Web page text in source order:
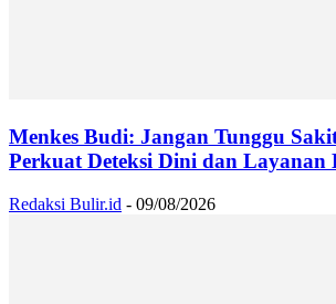
Menkes Budi: Jangan Tunggu
Perkuat Deteksi Dini dan Layanan
Redaksi Bulir.id - 09/08/2026